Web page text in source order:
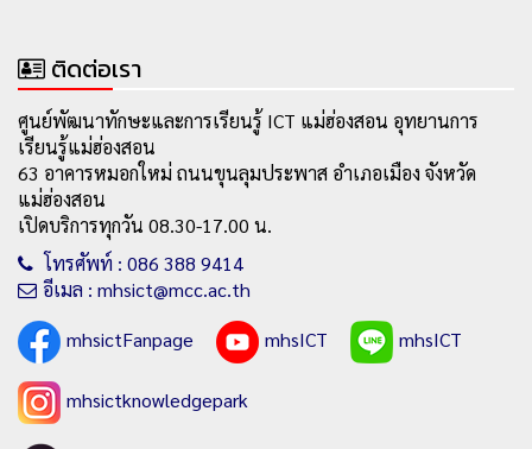
ติดต่อเรา
ศูนย์พัฒนาทักษะและการเรียนรู้ ICT แม่ฮ่องสอน อุทยานการ
เรียนรู้แม่ฮ่องสอน
63 อาคารหมอกใหม่ ถนนขุนลุมประพาส อำเภอเมือง จังหวัด
แม่ฮ่องสอน
เปิดบริการทุกวัน 08.30-17.00 น.
โทรศัพท์ : 086 388 9414
อีเมล : mhsict@mcc.ac.th
mhsictFanpage
mhsICT mhsICT
mhsictknowledgepark